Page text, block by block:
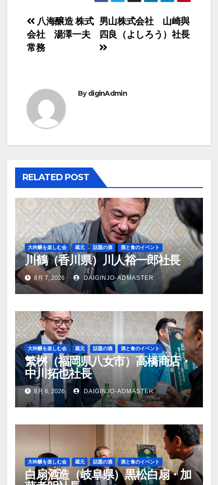
投
稿
ビ
ゲ
ー
シ
ョ
ン
男山株式会社 山崎與
四良（よしろう）社長
八海醸造 株式
会社 湯澤一夫
常務
BydiginAdmin
RELATED POST
大吟醸を楽しむ会 蔵元 話題の酒 酒と食のイベント
川鶴（香川県）川人裕一郎社長
8月 7, 2026 DAIGINJO-ADMASTER
大吟醸を楽しむ会 蔵元 話題の酒 酒と食のイベント
繁桝（福岡県八女市）高橋商店・
中川拓也社長
8月 6, 2026 DAIGINJO-ADMASTER
大吟醸を楽しむ会 蔵元 話題の酒 酒と食のイベント
白扇酒造（岐阜県）黒松白扇・加